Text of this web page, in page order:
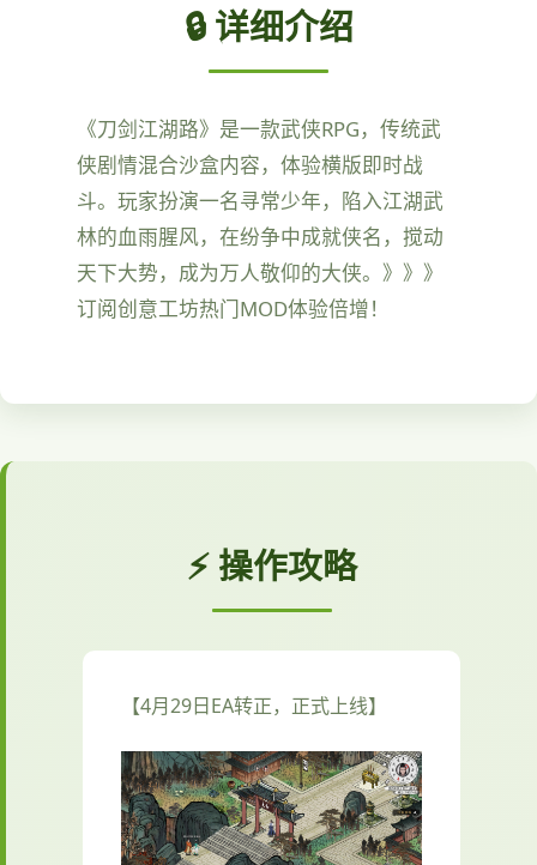
🔒 详细介绍
《刀剑江湖路》是一款武侠RPG，传统武
侠剧情混合沙盒内容，体验横版即时战
斗。玩家扮演一名寻常少年，陷入江湖武
林的血雨腥风，在纷争中成就侠名，搅动
天下大势，成为万人敬仰的大侠。》》》
订阅创意工坊热门MOD体验倍增！
⚡ 操作攻略
【4月29日EA转正，正式上线】